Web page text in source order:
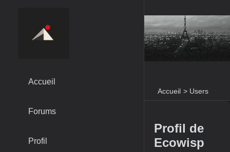
Accueil > Users
Accueil
Forums
Profil
Profil de
Ecowisp